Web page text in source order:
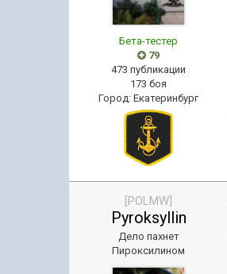
Бета-тестер
79
473 публикации
173 боя
Город:Екатеринбург
[POLMW]
Pyroksyllin
Дело пахнет
Пироксилином